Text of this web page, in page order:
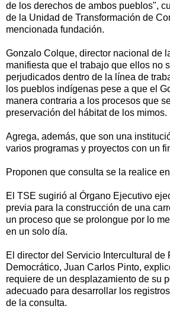
de los derechos de ambos pueblos",
de la Unidad de Transformación de
mencionada fundación.
Gonzalo Colque, director nacional de
manifiesta que el trabajo que ellos no
perjudicados dentro de la línea de
los pueblos indígenas pese a que el
manera contraria a los procesos que
preservación del hábitat de los mimos.
Agrega, además, que son una
varios programas y proyectos con un
Proponen que consulta se la realice
El TSE sugirió al Órgano Ejecutivo
previa para la construcción de una
un proceso que se prolongue por lo
en un solo día.
El director del Servicio Intercultural de
Democrático, Juan Carlos Pinto,
requiere de un desplazamiento de su
adecuado para desarrollar los
de la consulta.